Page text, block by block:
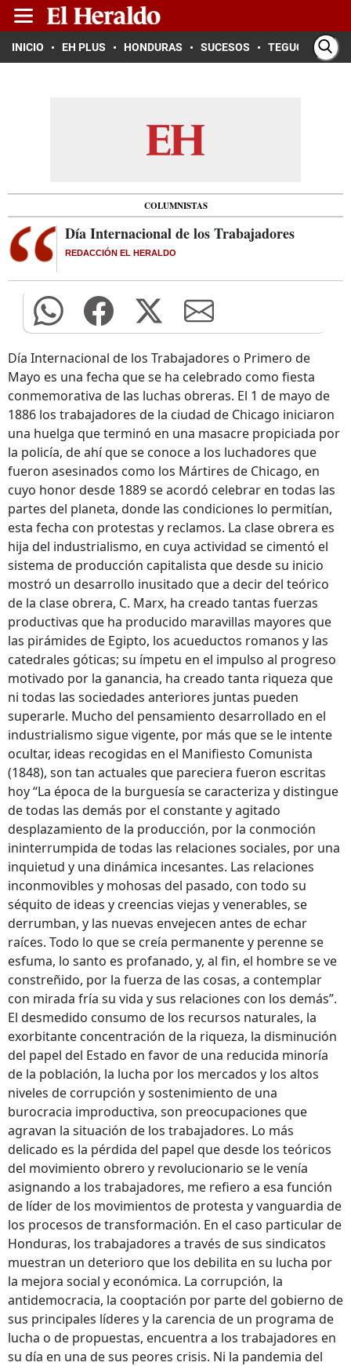
INICIO EH PLUS HONDURAS SUCESOS TEGUCIGALPA
COLUMNISTAS
Día Internacional de los Trabajadores
REDACCIÓN EL HERALDO
Día Internacional de los Trabajadores o Primero de
Mayo es una fecha que se ha celebrado como fiesta
conmemorativa de las luchas obreras. El 1 de mayo de
1886 los trabajadores de la ciudad de Chicago iniciaron
una huelga que terminó en una masacre propiciada por
la policía, de ahí que se conoce a los luchadores que
fueron asesinados como los Mártires de Chicago, en
cuyo honor desde 1889 se acordó celebrar en todas las
partes del planeta, donde las condiciones lo permitían,
esta fecha con protestas y reclamos. La clase obrera es
hija del industrialismo, en cuya actividad se cimentó el
sistema de producción capitalista que desde su inicio
mostró un desarrollo inusitado que a decir del teórico
de la clase obrera, C. Marx, ha creado tantas fuerzas
productivas que ha producido maravillas mayores que
las pirámides de Egipto, los acueductos romanos y las
catedrales góticas; su ímpetu en el impulso al progreso
motivado por la ganancia, ha creado tanta riqueza que
ni todas las sociedades anteriores juntas pueden
superarle. Mucho del pensamiento desarrollado en el
industrialismo sigue vigente, por más que se le intente
ocultar, ideas recogidas en el Manifiesto Comunista
(1848), son tan actuales que pareciera fueron escritas
hoy “La época de la burguesía se caracteriza y distingue
de todas las demás por el constante y agitado
desplazamiento de la producción, por la conmoción
ininterrumpida de todas las relaciones sociales, por una
inquietud y una dinámica incesantes. Las relaciones
inconmovibles y mohosas del pasado, con todo su
séquito de ideas y creencias viejas y venerables, se
derrumban, y las nuevas envejecen antes de echar
raíces. Todo lo que se creía permanente y perenne se
esfuma, lo santo es profanado, y, al fin, el hombre se ve
constreñido, por la fuerza de las cosas, a contemplar
con mirada fría su vida y sus relaciones con los demás”.
El desmedido consumo de los recursos naturales, la
exorbitante concentración de la riqueza, la disminución
del papel del Estado en favor de una reducida minoría
de la población, la lucha por los mercados y los altos
niveles de corrupción y sostenimiento de una
burocracia improductiva, son preocupaciones que
agravan la situación de los trabajadores. Lo más
delicado es la pérdida del papel que desde los teóricos
del movimiento obrero y revolucionario se le venía
asignando a los trabajadores, me refiero a esa función
de líder de los movimientos de protesta y vanguardia de
los procesos de transformación. En el caso particular de
Honduras, los trabajadores a través de sus sindicatos
muestran un deterioro que los debilita en su lucha por
la mejora social y económica. La corrupción, la
antidemocracia, la cooptación por parte del gobierno de
sus principales líderes y la carencia de un programa de
lucha o de propuestas, encuentra a los trabajadores en
su día en una de sus peores crisis. Ni la pandemia del